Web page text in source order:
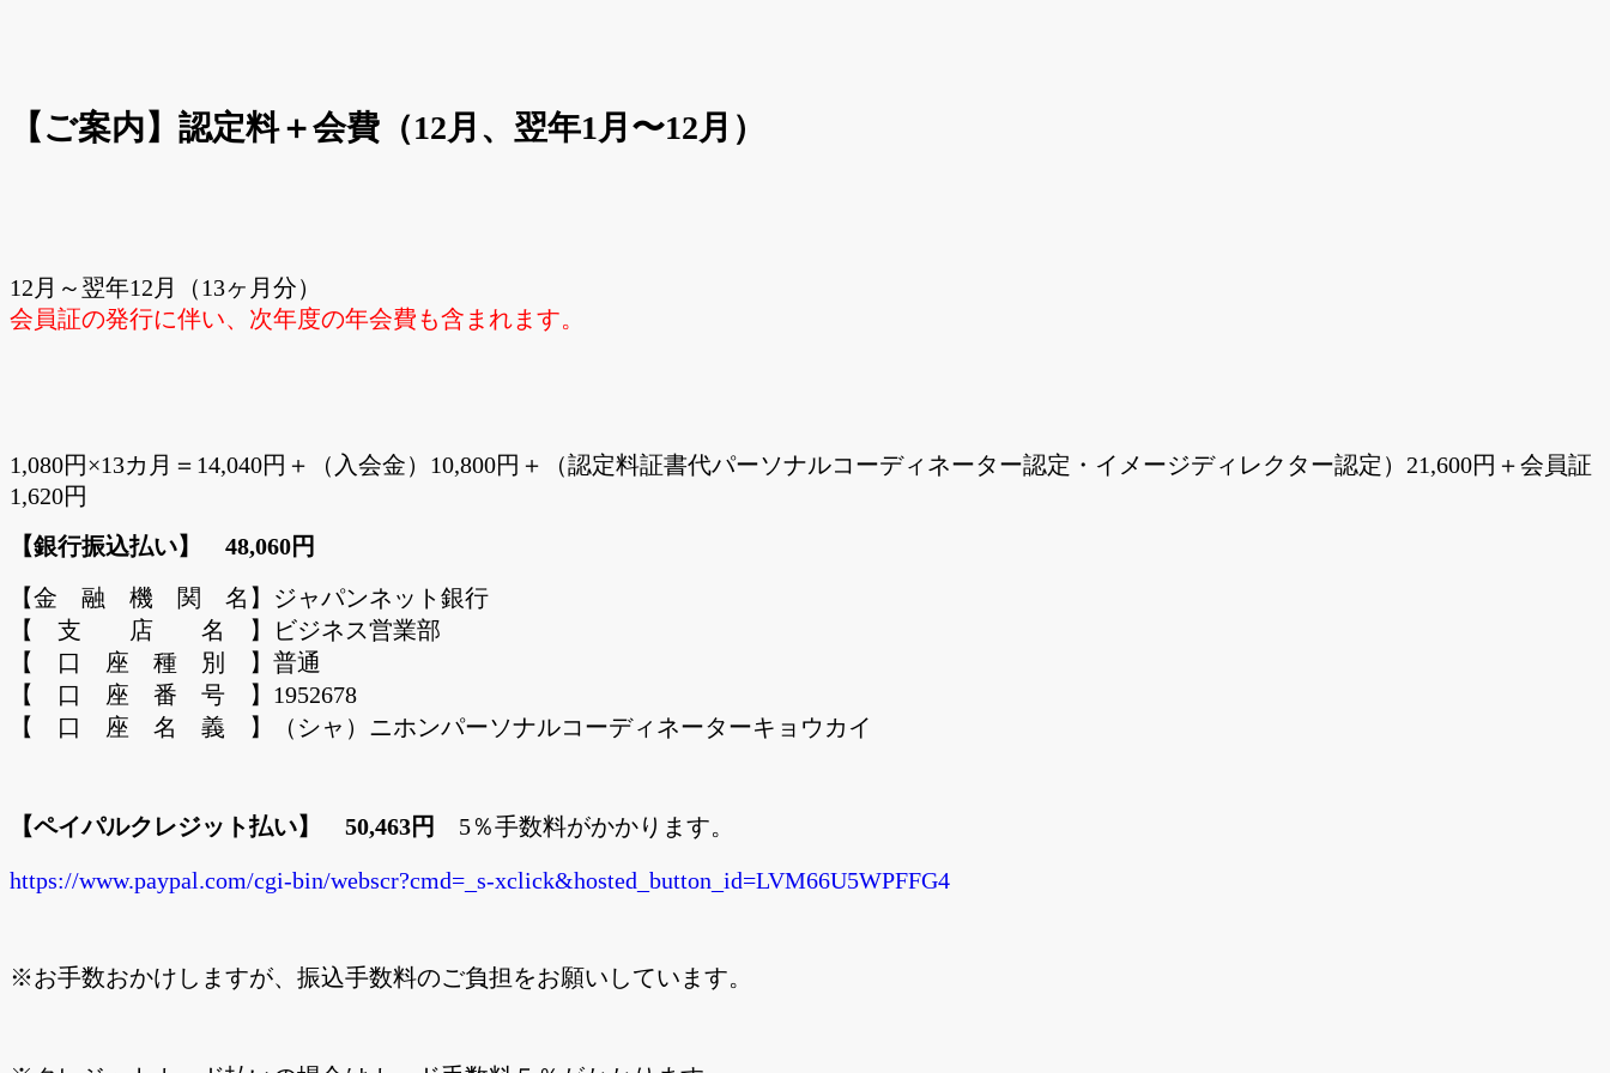
【ご案内】認定料＋会費（12月、翌年1月〜12月）
12月～翌年12月（13ヶ月分）
会員証の発行に伴い、次年度の年会費も含まれます。
1,080円×13カ月＝14,040円＋（入会金）10,800円＋（認定料証書代パーソナルコーディネーター認定・イメージディレクター認定）21,600円＋会員証
1,620円
【銀行振込払い】 48,060円
【金 融 機 関 名】ジャパンネット銀行
【 支 店 名 】ビジネス営業部
【 口 座 種 別 】普通
【 口 座 番 号 】1952678
【 口 座 名 義 】（シャ）ニホンパーソナルコーディネーターキョウカイ
【ペイパルクレジット払い】 50,463円 5％手数料がかかります。
https://www.paypal.com/cgi-bin/webscr?cmd=_s-xclick&hosted_button_id=LVM66U5WPFFG4
※お手数おかけしますが、振込手数料のご負担をお願いしています。